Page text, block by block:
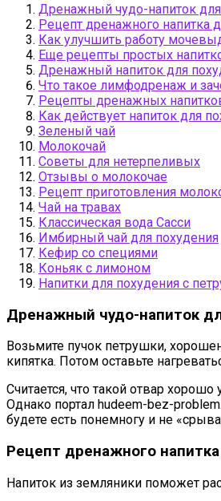
Дренажный чудо-напиток
Рецепт дренажного напитка
Как улучшить работу
Еще рецепты простых
Дренажный напиток для
Что такое лимфодренаж и
Рецепты дренажных
Как действует напиток для
Зеленый чай
Молокочай
Советы для нетерпеливых
Отзывы о молокочае
Рецепт приготовления
Чай на травах
Классическая вода Сасси
Имбирный чай для похудения
Кефир со специями
Коньяк с лимоном
Напитки для похудения с
Дренажный чудо-напиток
Возьмите пучок петрушки,
кипятка. Потом оставьте
Считается, что такой отвар
Однако портал hudeem-bez-
будете есть понемногу и не
Рецепт дренажного
Напиток из земляники поможет